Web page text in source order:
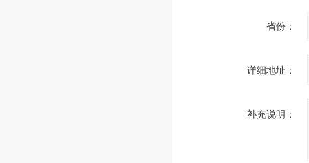
省份：
详细地址：
补充说明：